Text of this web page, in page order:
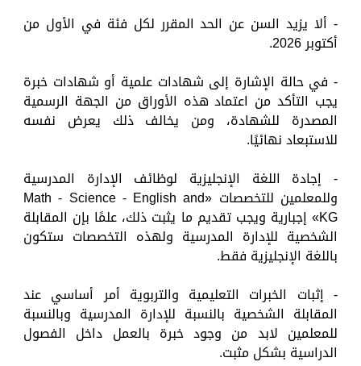
- ألا يزيد السن عن الحد المقرر لكل فئة في الأول من
أكتوبر 2026.
- في حالة الإشارة إلى شهادات علمية أو شهادات خبرة
يجب التأكد من اعتماد هذه الأوراق من الجهة الرسمية
المصدرة للشهادة، ومن يخالف ذلك يعرض نفسه
للاستبعاد نهائيًا.
- إجادة اللغة الإنجليزية لوظائف الإدارة المدرسية
وللمعلمين للتخصصات «Math - Science - English and
KG» إجبارية ويجب تقديم ما يثبت ذلك، علمًا بإن المقابلة
الشخصية للإدارة المدرسية ولهذه التخصصات ستكون
باللغة الإنجليزية فقط.
- إثبات الخبرات التعليمية والتربوية أمر أساسي عند
المقابلة الشخصية بالنسبة للإدارة المدرسية وبالنسبة
للمعلمين لابد من وجود خبرة بالعمل داخل الفصول
الدراسية بشكل مثبت.